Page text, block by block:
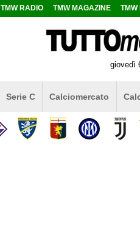
TMW RADIO TMW MAGAZINE TMW
giovedì
Serie C Calciomercato